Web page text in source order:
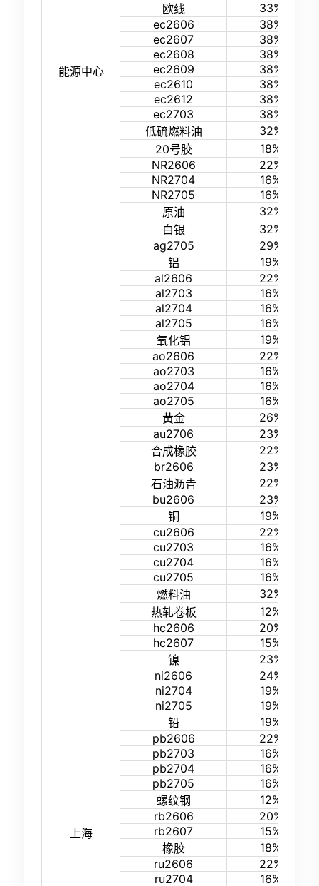
能源中心
欧线
33%
ec2606
38%
ec2607
38%
ec2608
38%
ec2609
38%
ec2610
38%
ec2612
38%
ec2703
38%
低硫燃料油
32%
20号胶
18%
NR2606
22%
NR2704
16%
NR2705
16%
原油
32%
上海
白银
32%
ag2705
29%
铝
19%
al2606
22%
al2703
16%
al2704
16%
al2705
16%
氧化铝
19%
ao2606
22%
ao2703
16%
ao2704
16%
ao2705
16%
黄金
26%
au2706
23%
合成橡胶
22%
br2606
23%
石油沥青
22%
bu2606
23%
铜
19%
cu2606
22%
cu2703
16%
cu2704
16%
cu2705
16%
燃料油
32%
热轧卷板
12%
hc2606
20%
hc2607
15%
镍
23%
ni2606
24%
ni2704
19%
ni2705
19%
铅
19%
pb2606
22%
pb2703
16%
pb2704
16%
pb2705
16%
螺纹钢
12%
rb2606
20%
rb2607
15%
橡胶
18%
ru2606
22%
ru2704
16%